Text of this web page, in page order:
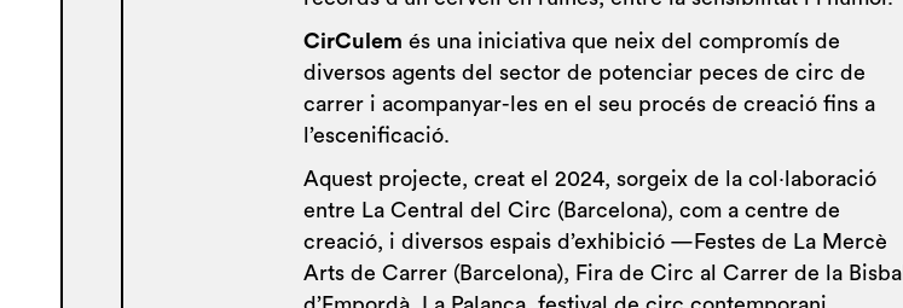
CirCulem és una iniciativa que neix del compromís de
diversos agents del sector de potenciar peces de circ de
carrer i acompanyar-les en el seu procés de creació fins a
l’escenificació.
Aquest projecte, creat el 2024, sorgeix de la col·laboració
entre La Central del Circ (Barcelona), com a centre de
creació, i diversos espais d’exhibició —Festes de La Mercè
Arts de Carrer (Barcelona), Fira de Circ al Carrer de la Bisbal